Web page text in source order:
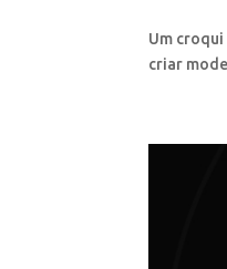
Um croqui
criar